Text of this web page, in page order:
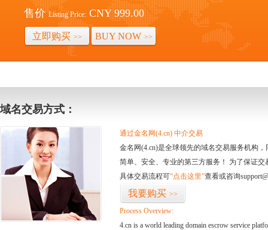
售价 Listing Price: CNY 999.00
立即购买 >> BUY NOW >>
域名交易方式：
通过金名网(4.cn) 中介交易
金名网(4.cn)是全球领先的域名交易服务机构
简单、安全、专业的第三方服务！ 为了保证
具体交易流程可“点击这里”查看或咨询
我要购买 >>
Process Overview:
4.cn is a world leading domain escrow service